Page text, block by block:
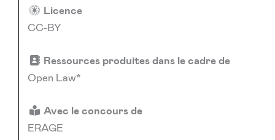
Licence
CC-BY
Ressources produites dans le cadre de
Open Law*
Avec le concours de
ERAGE